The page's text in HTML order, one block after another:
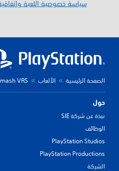
سياسة خصوصية اللعبة
الصفحة الرئيسية الألعاب VRS
حول
نبذة عن شركة SIE
الوظائف
PlayStation Studios
PlayStation Productions
الشركة